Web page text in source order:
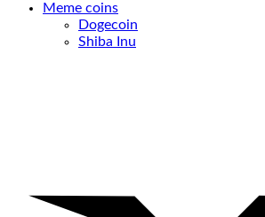
Meme coins
Dogecoin
Shiba Inu